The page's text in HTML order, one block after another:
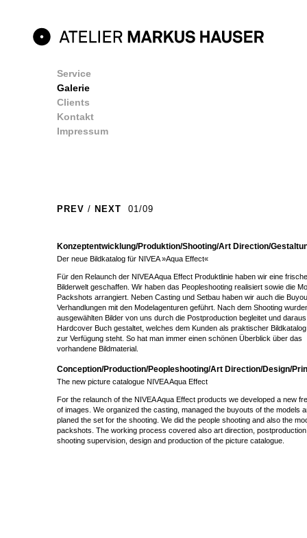
Service
Galerie
Clients
Kontakt
Impressum
PREV / NEXT 01/09
Konzeptentwicklung/Produktion/Shooting/Art Direction/
Der neue Bildkatalog für NIVEA »Aqua Effect«
Für den Relaunch der NIVEA Aqua Effect Produktlinie haben wir eine
Bilderwelt geschaffen. Wir haben das Peopleshooting realisiert sowie die
Packshots arrangiert. Neben Casting und Setbau haben wir auch die
Verhandlungen mit den Modelagenturen geführt. Nach dem Shooting
ausgewählten Bilder von uns durch die Postproduction begleitet und daraus
Hardcover Buch gestaltet, welches dem Kunden als praktischer
zur Verfügung steht. So hat man immer einen schönen Überblick über das
vorhandene Bildmaterial.
Conception/Production/Peopleshooting/Art Direction/Design/
The new picture catalogue NIVEA Aqua Effect
For the relaunch of the NIVEA Aqua Effect products we developed a new
of images. We organized the casting, managed the buyouts of the models
planed the set for the shooting. We did the people shooting and also the
packshots. The working process covered also art direction,
shooting supervision, design and production of the picture catalogue.